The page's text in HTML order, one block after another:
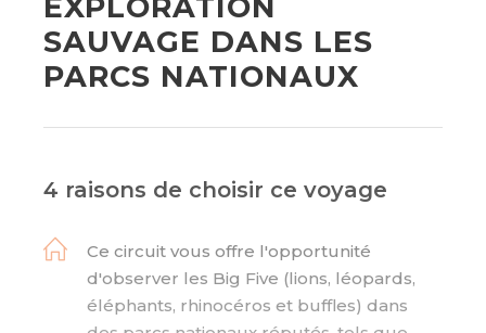
EXPLORATION
SAUVAGE DANS LES
PARCS NATIONAUX
4 raisons de choisir ce voyage
Ce circuit vous offre l'opportunité
d'observer les Big Five (lions, léopards,
éléphants, rhinocéros et buffles) dans